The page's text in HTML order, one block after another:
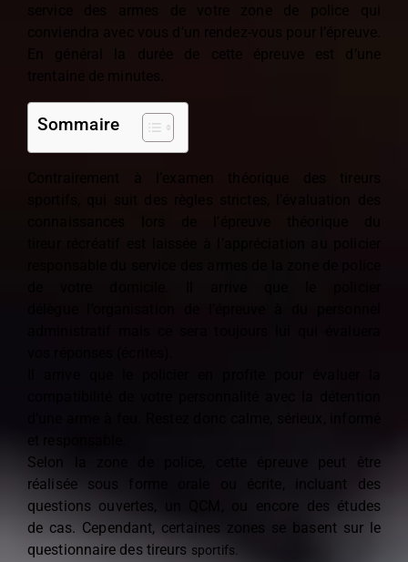
conviendra avec vous d’un rendez-vous pour
l’épreuve.
En général la durée de cette épreuve est d’une
Sommaire
Selon la zone de police, cette épreuve peut être
réalisée sous forme orale ou
écrite, incluant des
questions ouvertes, un QCM, ou encore des études
de cas. Cependant, certaines zones se basent sur le
questionnaire des tireurs sportifs.